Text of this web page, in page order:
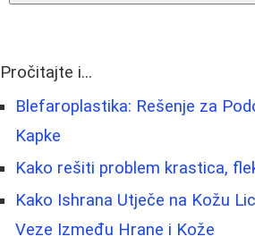
Pročitajte i...
Blefaroplastika: Rešenje za
Kapke
Kako rešiti problem krastica,
Kako Ishrana Utječe na Kožu
Veze Između Hrane i Kože